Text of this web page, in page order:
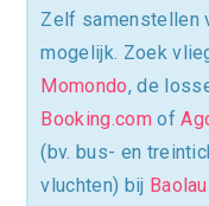
Zelf samenstellen
mogelijk. Zoek
Momondo, de
Booking.com of
(bv. bus- en
vluchten) bij Baolau